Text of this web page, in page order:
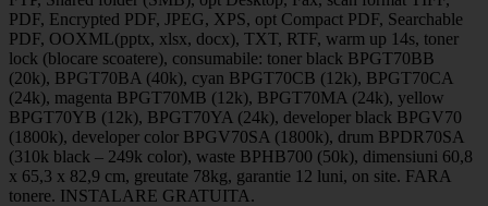
PDF, Encrypted PDF, JPEG, XPS, opt Compact PDF, Searchable
PDF, OOXML(pptx, xlsx, docx), TXT, RTF, warm up 14s, toner
lock (blocare scoatere), consumabile: toner black BPGT70BB
(20k), BPGT70BA (40k), cyan BPGT70CB (12k), BPGT70CA
(24k), magenta BPGT70MB (12k), BPGT70MA (24k), yellow
BPGT70YB (12k), BPGT70YA (24k), developer black BPGV70
(1800k), developer color BPGV70SA (1800k), drum BPDR70SA
(310k black – 249k color), waste BPHB700 (50k), dimensiuni 60,8
x 65,3 x 82,9 cm, greutate 78kg, garantie 12 luni, on site. FARA
tonere. INSTALARE GRATUITA.